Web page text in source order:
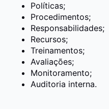
Políticas;
Procedimentos;
Responsabilidades;
Recursos;
Treinamentos;
Avaliações;
Monitoramento;
Auditoria interna.